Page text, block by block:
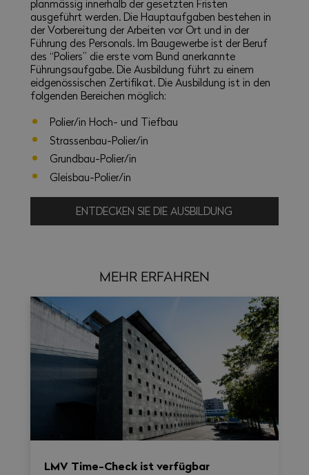
planmässig innerhalb der gesetzten Fristen
ausgeführt werden. Die Hauptaufgaben bestehen in
der Vorbereitung der Arbeiten vor Ort und in der
Führung des Personals. Im Baugewerbe ist der Beruf
des “Poliers” die erste vom Bund anerkannte
Führungsaufgabe. Die Ausbildung führt zu einem
eidgenössischen Zertifikat. Die Ausbildung ist in den
folgenden Bereichen möglich:
Polier/in Hoch- und Tiefbau
Strassenbau-Polier/in
Grundbau-Polier/in
Gleisbau-Polier/in
ENTDECKEN SIE DIE AUSBILDUNG
MEHR ERFAHREN
LMV Time-Check ist verfügbar